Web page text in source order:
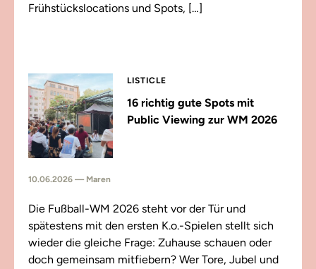
Frühstückslocations und Spots, […]
LISTICLE
16 richtig gute Spots mit
Public Viewing zur WM 2026
10.06.2026 — Maren
Die Fußball-WM 2026 steht vor der Tür und
spätestens mit den ersten K.o.-Spielen stellt sich
wieder die gleiche Frage: Zuhause schauen oder
doch gemeinsam mitfiebern? Wer Tore, Jubel und